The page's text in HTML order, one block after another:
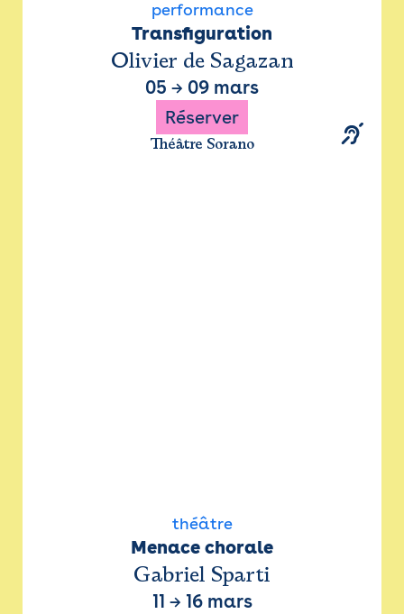
performance
Transfiguration
Olivier de Sagazan
05 → 09 mars
Réserver
Théâtre Sorano
théâtre
Menace chorale
Gabriel Sparti
11 → 16 mars